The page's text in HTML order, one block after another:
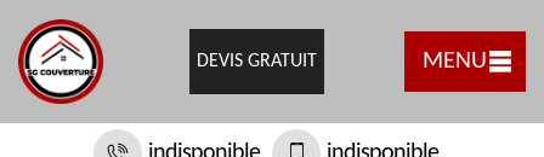
DEVIS GRATUIT MENU